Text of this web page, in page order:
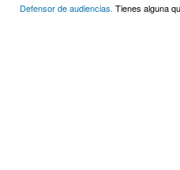
Defensor de audiencias. Tienes alguna